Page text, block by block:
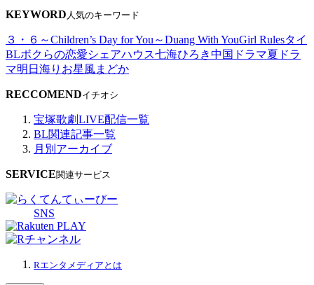
KEYWORD 人気のキーワード
３・６～Children’s Day for You～Duang With YouGirl Rulesタイ
BLボクらの恋愛シェアハウス七海ひろき中国ドラマ夏ドラ
マ明日海りお星風まどか
RECCOMENDイチオシ
宝塚歌劇LIVE配信一覧
BL関連記事一覧
月別アーカイブ
SERVICE関連サービス
SNS
Rエンタメディアとは